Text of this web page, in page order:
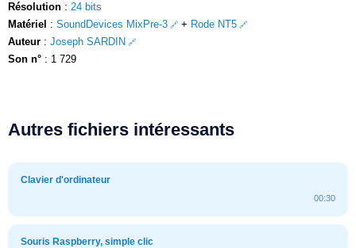
Résolution : 24 bits
Matériel : SoundDevices MixPre-3 + Rode NT5
Auteur : Joseph SARDIN
Son n° : 1 729
Autres fichiers intéressants
Clavier d'ordinateur
00:30
Souris Raspberry, simple clic